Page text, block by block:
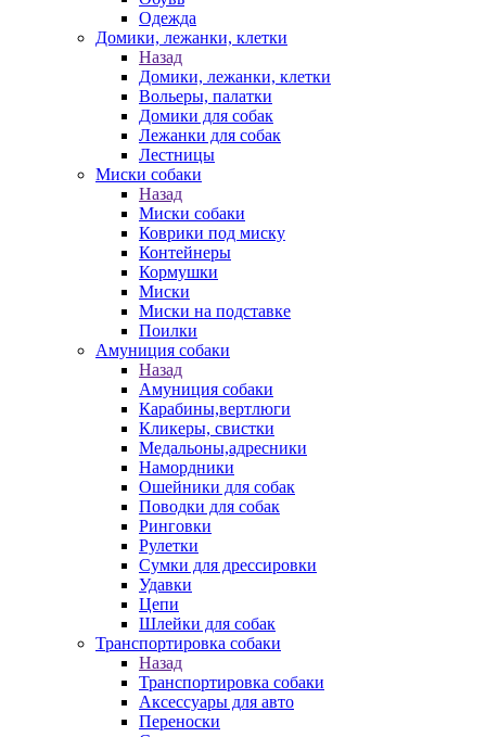
Одежда
Домики, лежанки, клетки
Назад
Домики, лежанки, клетки
Вольеры, палатки
Домики для собак
Лежанки для собак
Лестницы
Миски собаки
Назад
Миски собаки
Коврики под миску
Контейнеры
Кормушки
Миски
Миски на подставке
Поилки
Амуниция собаки
Назад
Амуниция собаки
Карабины,вертлюги
Кликеры, свистки
Медальоны,адресники
Намордники
Ошейники для собак
Поводки для собак
Ринговки
Рулетки
Сумки для дрессировки
Удавки
Цепи
Шлейки для собак
Транспортировка собаки
Назад
Транспортировка собаки
Аксессуары для авто
Переноски